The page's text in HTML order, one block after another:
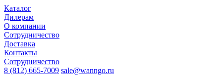
Каталог
Дилерам
О компании
Сотрудничество
Доставка
Контакты
Сотрудничество
8 (812) 665-7009 sale@wanngo.ru